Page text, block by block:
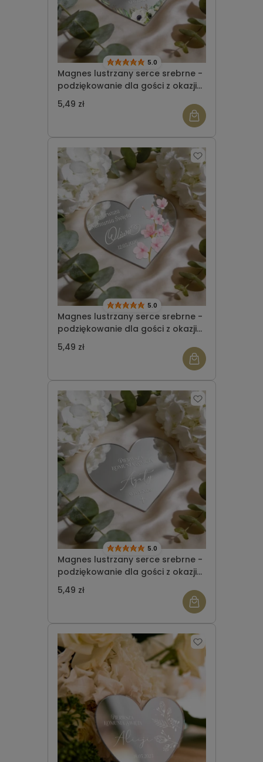
Magnes lustrzany serce srebrne -
podziękowanie dla gości z okazji
Komunii Świętej wzór 4
5.0
5,49 zł
Magnes lustrzany serce srebrne -
podziękowanie dla gości z okazji
Komunii Świętej wzór 5
5.0
5,49 zł
Magnes lustrzany serce srebrne -
podziękowanie dla gości z okazji
Komunii Świętej wzór 6
5.0
5,49 zł